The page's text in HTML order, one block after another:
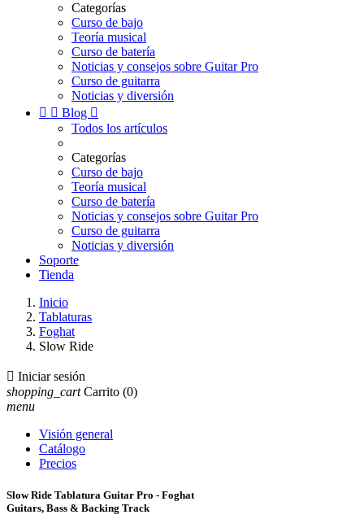
Categorías
Curso de bajo
Teoría musical
Curso de batería
Noticias y consejos sobre Guitar Pro
Curso de guitarra
Noticias y diversión
  Blog 
Todos los artículos
Categorías
Curso de bajo
Teoría musical
Curso de batería
Noticias y consejos sobre Guitar Pro
Curso de guitarra
Noticias y diversión
Soporte
Tienda
Inicio
Tablaturas
Foghat
Slow Ride
 Iniciar sesión
shopping_cart Carrito (0)
menu
Visión general
Catálogo
Precios
Slow Ride Tablatura Guitar Pro - Foghat
Guitars, Bass & Backing Track